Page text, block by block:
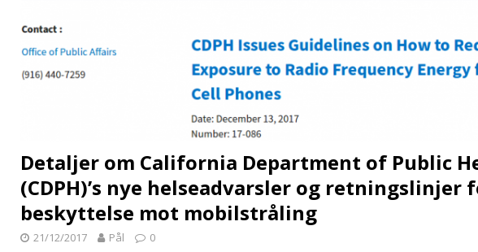
Detaljer om California Department of Public
(CDPH)’s nye helseadvarsler og retningslinjer
beskyttelse mot mobilstråling
21/12/2017 Pål 0